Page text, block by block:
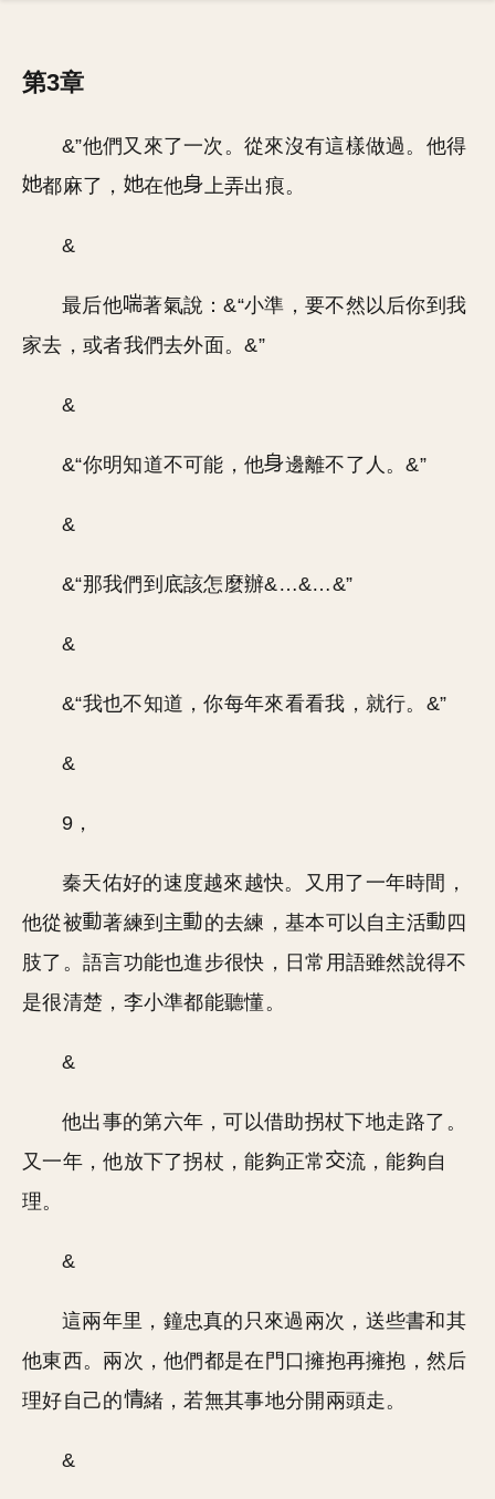
第3章
&”他們又來了一次。從來沒有這樣做過。他得
都麻了，
在他 上弄出痕。
&
最后他
著氣說：&“小準，要不然以后你到我
家去，或者我們去外面。&”
&
&“你明知道不可能，他 邊離不了人。&”
&
&“那我們到底該怎麼辦&…&…&”
&
&“我也不知道，你每年來看看我，就行。&”
&
9，
秦天佑好的速度越來越快。又用了一年時間，
他從被
著練到主 的去練，基本可以自主活
四
肢了。語言功能也進步很快，日常用語雖然說得不
是很清楚，李小準都能聽懂。
&
他出事的第六年，可以借助拐杖下地走路了。
又一年，他放下了拐杖，能夠正常
流，能夠自
理。
&
這兩年里，鐘忠真的只來過兩次，送些書和其
他東西。兩次，他們都是在門口擁抱再擁抱，然后
理好自己的
緒，若無其事地分開兩頭走。
&